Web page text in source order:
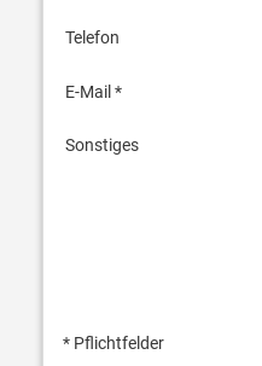
Telefon
E-Mail *
Sonstiges
* Pflichtfelder